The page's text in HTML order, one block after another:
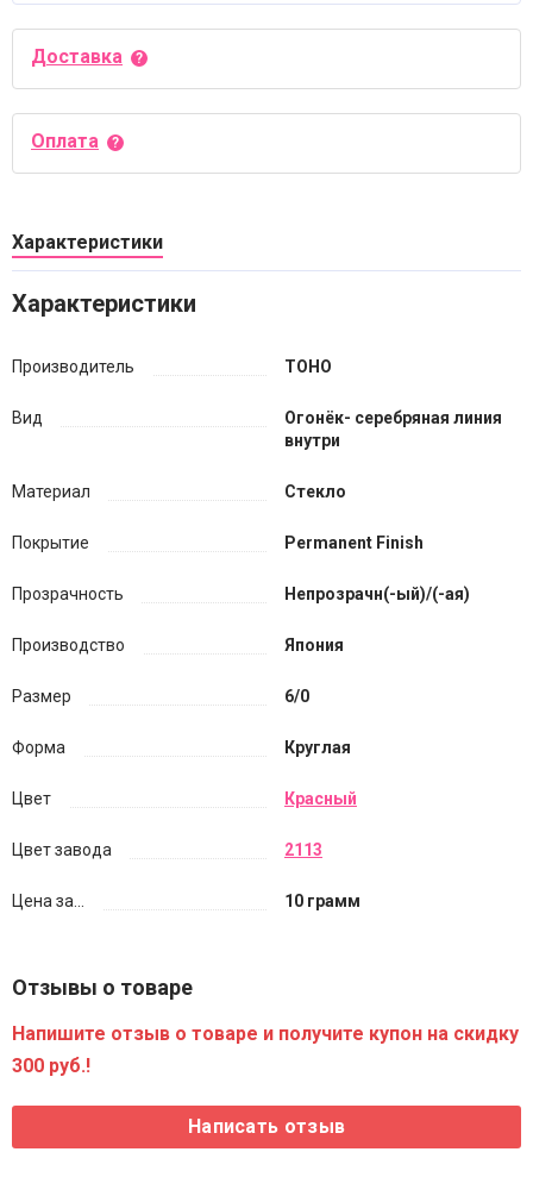
Доставка
Оплата
Характеристики
Характеристики
Производитель TOHO
Вид
Огонёк- серебряная линия
внутри
Материал Стекло
Покрытие Permanent Finish
Прозрачность Непрозрачн(-ый)/(-ая)
Производство Япония
Размер 6/0
Форма Круглая
Цвет Красный
Цвет завода 2113
Цена за... 10 грамм
Отзывы о товаре
Напишите отзыв о товаре и получите купон на скидку
300 руб.!